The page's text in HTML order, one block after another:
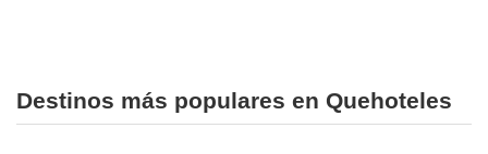
Destinos más populares en Quehoteles